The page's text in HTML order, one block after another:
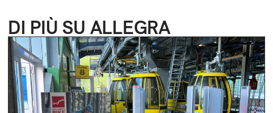
DI PIÙ SU ALLEGRA